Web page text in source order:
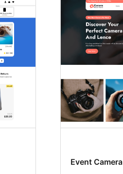
Event Camera